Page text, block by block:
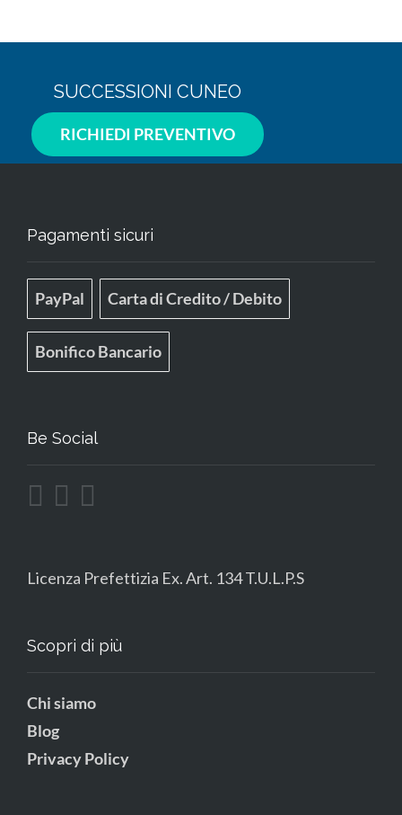
SUCCESSIONI CUNEO
RICHIEDI PREVENTIVO
Pagamenti sicuri
PayPal Carta di Credito / Debito
Bonifico Bancario
Be Social
Licenza Prefettizia Ex. Art. 134 T.U.L.P.S
Scopri di più
Chi siamo
Blog
Privacy Policy